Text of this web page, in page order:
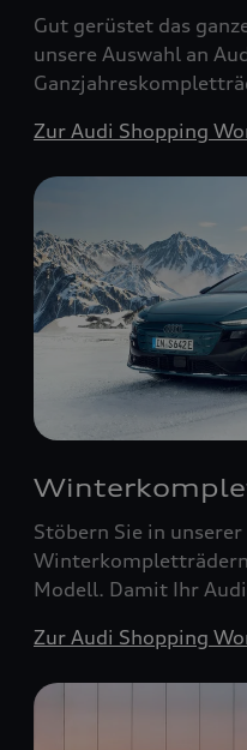
Gut gerüstet das
unsere Auswahl an
Zur Audi Shopping
Stöbern Sie in
Modell. Damit Ihr
Zur Audi Shopping